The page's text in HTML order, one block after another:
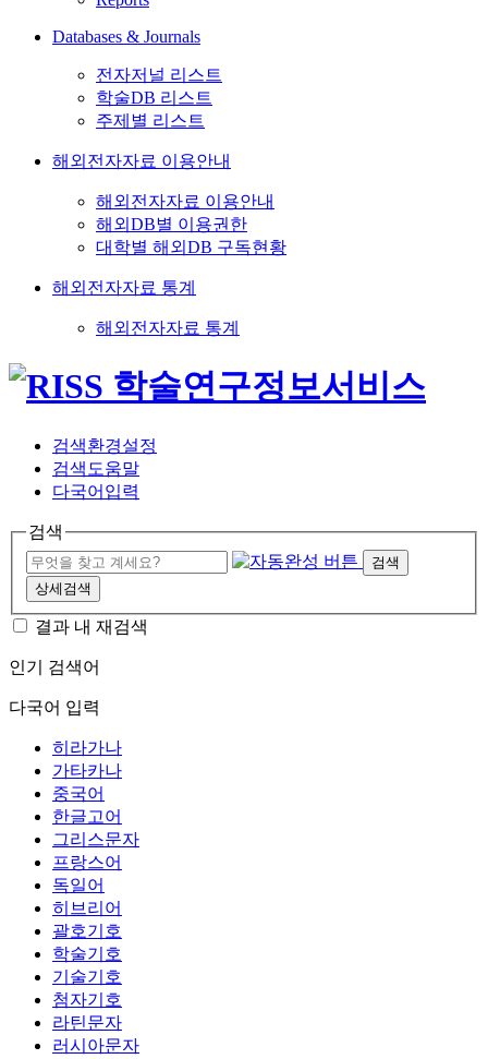
Databases & Journals
전자저널 리스트
학술DB 리스트
주제별 리스트
해외전자자료 이용안내
해외전자자료 이용안내
해외DB별 이용권한
대학별 해외DB 구독현황
해외전자자료 통계
해외전자자료 통계
검색환경설정
검색도움말
다국어입력
검색
검색
상세검색
결과 내 재검색
인기 검색어
다국어 입력
히라가나
가타카나
중국어
한글고어
그리스문자
프랑스어
독일어
히브리어
괄호기호
학술기호
기술기호
첨자기호
라틴문자
러시아문자